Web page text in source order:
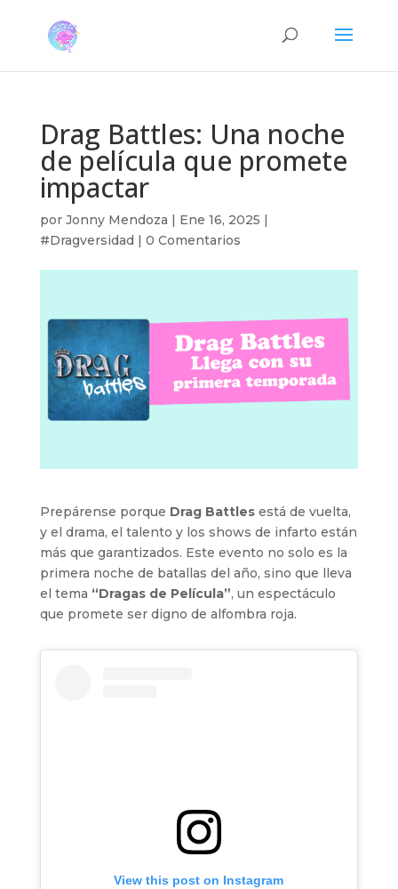
Drag Battles: Una noche
de película que promete
impactar
por Jonny Mendoza | Ene 16, 2025 |
#Dragversidad | 0 Comentarios
Prepárense porque Drag Battlesestá de vuelta,
y el drama, el talento y los shows de infarto están
más que garantizados. Este evento no solo es la
primera noche de batallas del año, sino que lleva
el tema “Dragas de Película”, un espectáculo
que promete ser digno de alfombra roja.
View this post on Instagram